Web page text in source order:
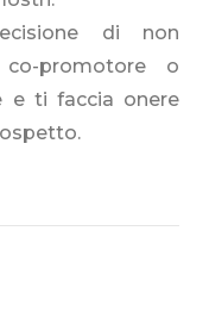
di non
promotore o
e ti faccia onere